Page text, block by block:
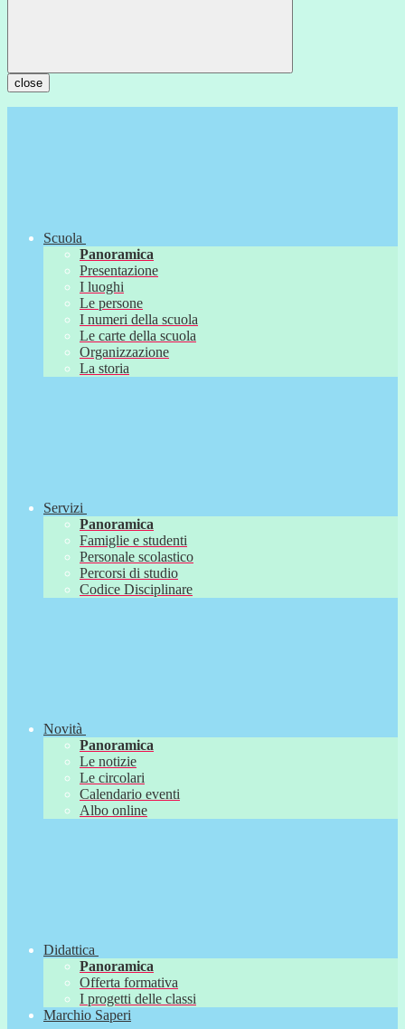
close
Scuola
Panoramica
Presentazione
I luoghi
Le persone
I numeri della scuola
Le carte della scuola
Organizzazione
La storia
Servizi
Panoramica
Famiglie e studenti
Personale scolastico
Percorsi di studio
Codice Disciplinare
Novità
Panoramica
Le notizie
Le circolari
Calendario eventi
Albo online
Didattica
Panoramica
Offerta formativa
I progetti delle classi
Marchio Saperi